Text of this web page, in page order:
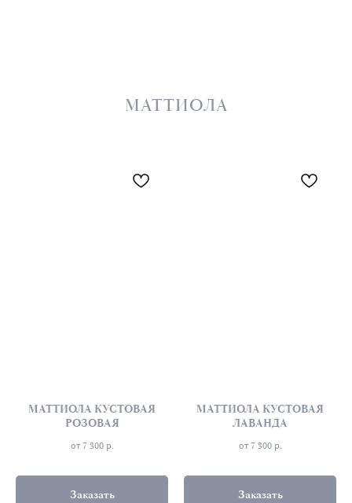
МАТТИОЛА
МАТТИОЛА КУСТОВАЯ
РОЗОВАЯ
от 7 300 р.
Заказать
МАТТИОЛА КУСТОВАЯ
ЛАВАНДА
от 7 300 р.
Заказать